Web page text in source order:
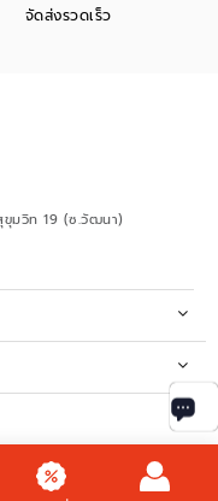
จัดส่งรวดเร็ว
ขุมวิท 19 (ซ.วัฒนา)